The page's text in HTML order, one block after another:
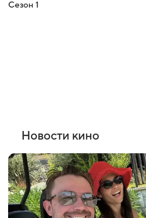
Сезон 1
Новости кино